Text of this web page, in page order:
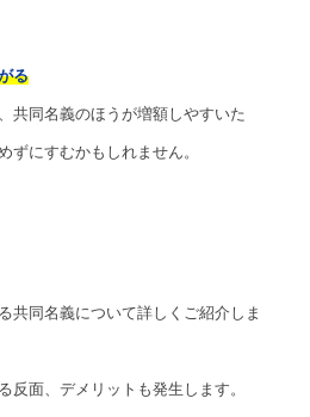
る
共同名義のほうが増額しやすいた
ずにすむかもしれません。
共同名義について詳しくご紹介しま
反面、デメリットも発生します。